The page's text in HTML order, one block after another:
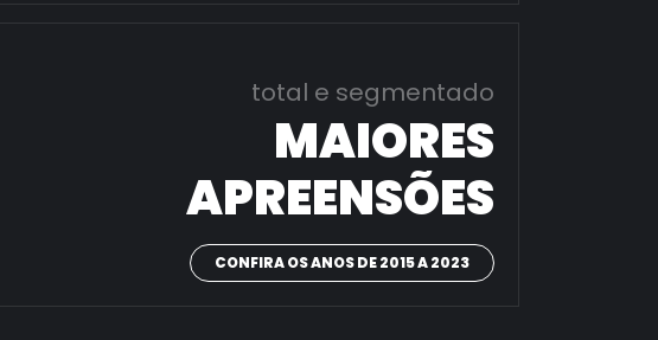
total e segmentado
MAIORES
APREENSÕES
CONFIRA OS ANOS DE 2015 A 2023